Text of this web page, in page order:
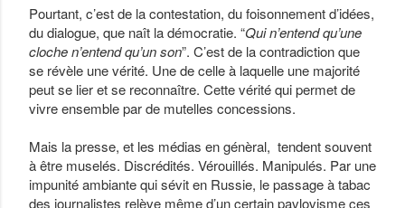
Pourtant, c’est de la contestation, du foisonnement d’idées,
du dialogue, que naît la démocratie. “Qui n’entend qu’une
cloche n’entend qu’un son”. C’est de la contradiction que
se révèle une vérité. Une de celle à laquelle une majorité
peut se lier et se reconnaître. Cette vérité qui permet de
vivre ensemble par de mutelles concessions.
Mais la presse, et les médias en génèral, tendent souvent
à être muselés. Discrédités. Vérouillés. Manipulés. Par une
impunité ambiante qui sévit en Russie, le passage à tabac
des journalistes relève même d’un certain pavlovisme ces